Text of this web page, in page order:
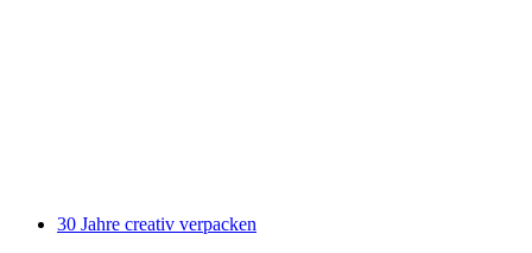
30 Jahre creativ verpacken